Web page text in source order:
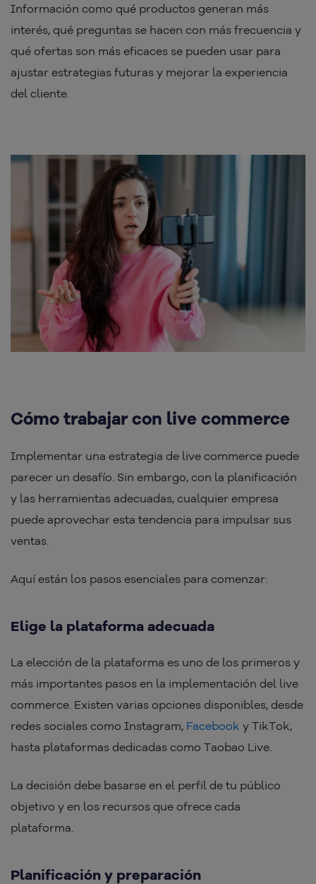
Información como qué productos generan más
interés, qué preguntas se hacen con más frecuencia y
qué ofertas son más eficaces se pueden usar para
ajustar estrategias futuras y mejorar la experiencia
del cliente.
Cómo trabajar con live commerce
Implementar una estrategia de live commerce puede
parecer un desafío. Sin embargo, con la planificación
y las herramientas adecuadas, cualquier empresa
puede aprovechar esta tendencia para impulsar sus
ventas.
Aquí están los pasos esenciales para comenzar:
Elige la plataforma adecuada
La elección de la plataforma es uno de los primeros y
más importantes pasos en la implementación del live
commerce. Existen varias opciones disponibles, desde
redes sociales como Instagram, Facebook y TikTok,
hasta plataformas dedicadas como Taobao Live.
La decisión debe basarse en el perfil de tu público
objetivo y en los recursos que ofrece cada
plataforma.
Planificación y preparación